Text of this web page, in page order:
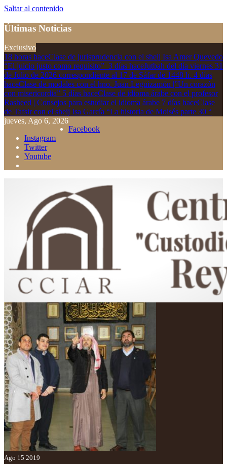
Saltar al contenido
Últimas Noticias
Exclusivo
18 horas haceClase de jurisprudencia con el sheij Isa Amer Quevedo
“El juicio justo como requisito” 3 días haceJutbah del día viernes 31
de Julio de 2026 correspondiente al 17 de Sáfar de 1448 h. 4 días
haceClase de modales con el hno. Juan Leguizamón |”Un corazón
con misericordia” 5 días haceClase de idioma árabe con el profesor
Rasheed | Consejos para estudiar el idioma árabe 7 días haceClase
de Tafsir con el sheij Isa García “La historia de Moisés parte 30 “
jueves, Ago 6, 2026
Facebook
Instagram
Twitter
Youtube
Centro Cultural Islámico "Custodio de las Dos Sagradas Mezquitas"
Rey Fahd en Argentina
Ago 15 2019